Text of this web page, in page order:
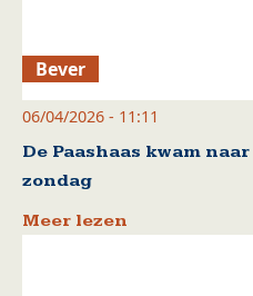
Bever
06/04/2026 - 11:11
De Paashaas kwam
zondag
Meer lezen